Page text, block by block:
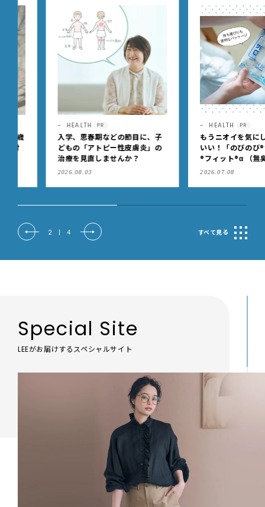
HEALTH PR
入学、思春期などの節目に、子
どもの「アトピー性皮膚炎」の
治療を見直しませんか？
2026.08.03
HEALTH PR
もうニオイを気にしなくっ
いい！「のびのび®サロン
®フィット®α （無臭性）」
肩こりや足腰のダルさを出
2026.07.08
2 | 4 すべて見る
Special Site
LEEがお届けするスペシャルサイト